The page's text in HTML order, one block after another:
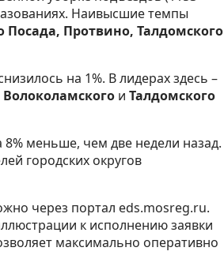
Наивысшие темпы
Посада, Протвино, Талдомского
на 1%. В лидерах здесь –
и Талдомского
меньше, чем две недели назад.
городских округов
через портал eds.mosreg.ru.
к исполнению заявки
максимально оперативно